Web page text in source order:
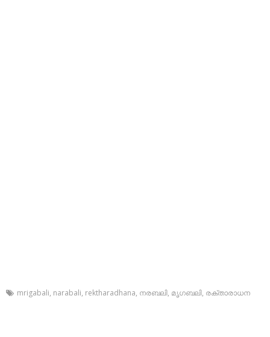
mrigabali, narabali, rektharadhana, നരബലി, മൃഗബലി, രക്താരാധന